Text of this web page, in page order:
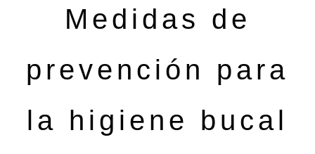
Medidas de
prevención para
la higiene bucal